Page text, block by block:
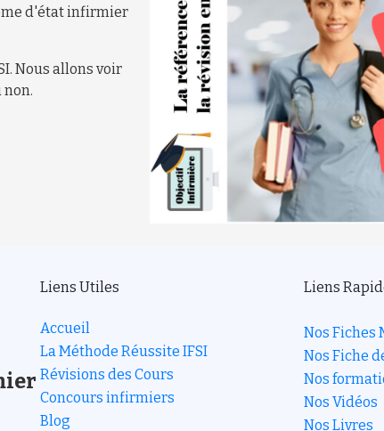
d'état infirmier
Nous allons voir
Liens Utiles
Accueil
La Méthode Réussite IFSI
Révisions des Cours
Concours infirmiers
Blog
Liens
Nos Fiches
Nos Fiche
Nos
Nos Vidéos
Nos Livres